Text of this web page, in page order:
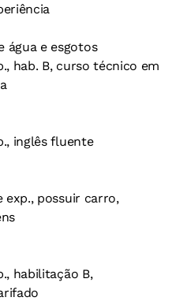
água e esgotos
hab. B, curso técnico em
inglês fluente
exp., possuir carro,
habilitação B,